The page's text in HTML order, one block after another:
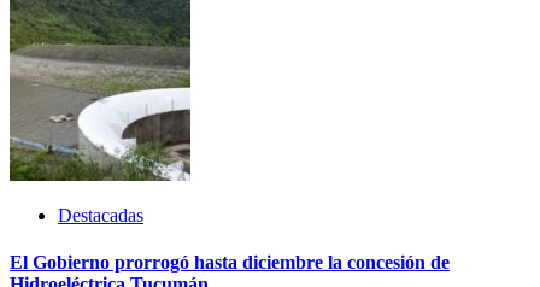
Destacadas
El Gobierno prorrogó hasta diciembre la concesión de